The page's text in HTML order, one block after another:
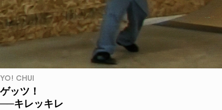
YO! CHUI
ゲッツ！
──キレッキレ